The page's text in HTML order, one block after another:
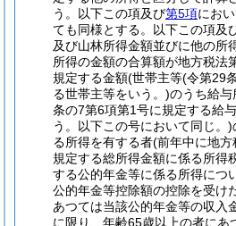
う。以下この項及び第5項にお
ても同様とする。以下この項及
及び山林所得金額並びに他の所
所得の金額の合算額が地方税法
規定する金額(世帯主等(令第29
る世帯主等をいう。)のうち給与
条の7第6項第1号に規定する給
う。以下この号において同じ。)
る所得を有する者(前年中に地方
規定する総所得金額に係る所得
する公的年金等に係る所得につ
公的年金等控除額の控除を受け
あつては当該公的年金等の収入
に限り、年齢65歳以上の者にあ